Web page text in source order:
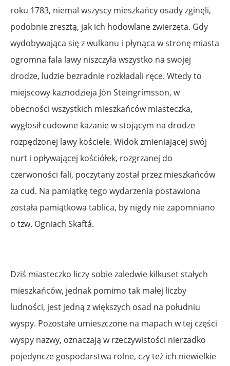
roku 1783, niemal wszyscy mieszkańcy osady zginęli,
podobnie zresztą, jak ich hodowlane zwierzęta. Gdy
wydobywająca się z wulkanu i płynąca w stronę miasta
ogromna fala lawy niszczyła wszystko na swojej
drodze, ludzie bezradnie rozkładali ręce. Wtedy to
miejscowy kaznodzieja Jón Steingrímsson, w
obecności wszystkich mieszkańców miasteczka,
wygłosił cudowne kazanie w stojącym na drodze
rozpędzonej lawy kościele. Widok zmieniającej swój
nurt i opływającej kościółek, rozgrzanej do
czerwoności fali, poczytany został przez mieszkańców
za cud. Na pamiątkę tego wydarzenia postawiona
została pamiątkowa tablica, by nigdy nie zapomniano
o tzw. Ogniach Skaftá.
Dziś miasteczko liczy sobie zaledwie kilkuset stałych
mieszkańców, jednak pomimo tak małej liczby
ludności, jest jedną z większych osad na południu
wyspy. Pozostałe umieszczone na mapach w tej części
wyspy nazwy, oznaczają w rzeczywistości nierzadko
pojedyncze gospodarstwa rolne, czy też ich niewielkie